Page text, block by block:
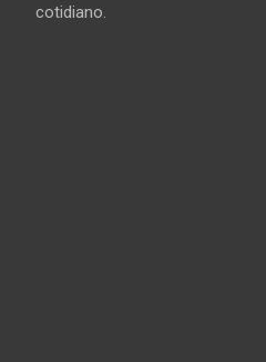
cotidiano.